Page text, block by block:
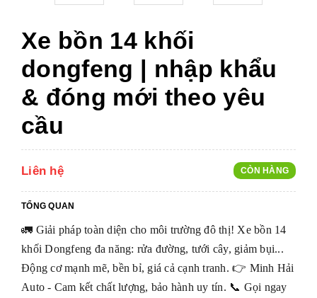
Xe bồn 14 khối
dongfeng | nhập khẩu
& đóng mới theo yêu
cầu
Liên hệ CÒN HÀNG
TỔNG QUAN
🚛 Giải pháp toàn diện cho môi trường đô thị! Xe bồn 14
khối Dongfeng đa năng: rửa đường, tưới cây, giảm bụi...
Động cơ mạnh mẽ, bền bỉ, giá cả cạnh tranh. 👉 Minh Hải
Auto - Cam kết chất lượng, bảo hành uy tín. 📞 Gọi ngay